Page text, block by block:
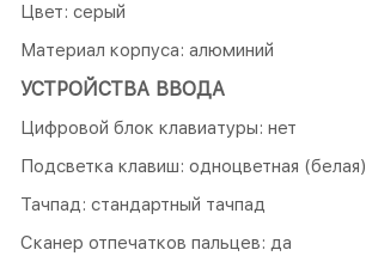
Цвет: серый
Материал корпуса: алюминий
УСТРОЙСТВА ВВОДА
Цифровой блок клавиатуры: нет
Подсветка клавиш: одноцветная (белая)
Тачпад: стандартный тачпад
Сканер отпечатков пальцев: да